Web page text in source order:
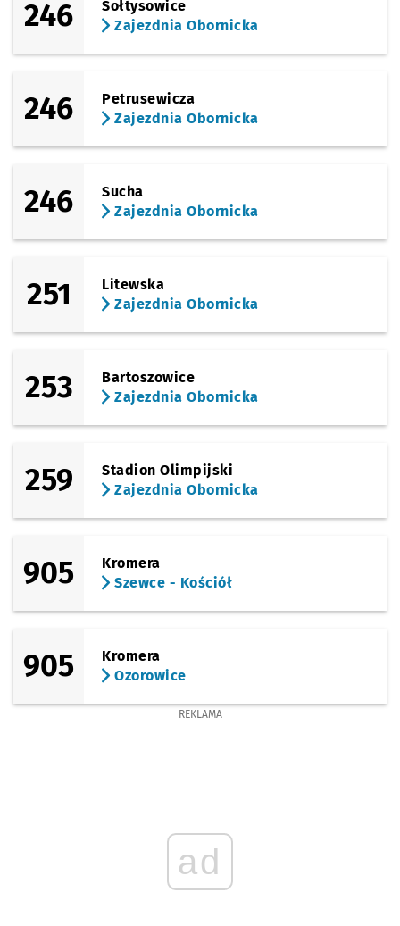
246
Sołtysowice
Zajezdnia Obornicka
246
Petrusewicza
Zajezdnia Obornicka
246
Sucha
Zajezdnia Obornicka
251
Litewska
Zajezdnia Obornicka
253
Bartoszowice
Zajezdnia Obornicka
259
Stadion Olimpijski
Zajezdnia Obornicka
905
Kromera
Szewce - Kościół
905
Kromera
Ozorowice
REKLAMA
ad